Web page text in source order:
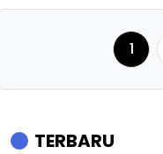
1
TERBARU